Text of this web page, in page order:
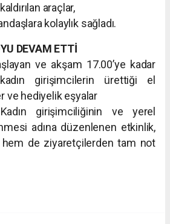
araçlar,
kolaylık sağladı.
DEVAM ETTİ
ve akşam 17.00’ye kadar
girişimcilerin ürettiği el
ve hediyelik eşyalar
girişimciliğinin ve yerel
adına düzenlenen etkinlik,
de ziyaretçilerden tam not